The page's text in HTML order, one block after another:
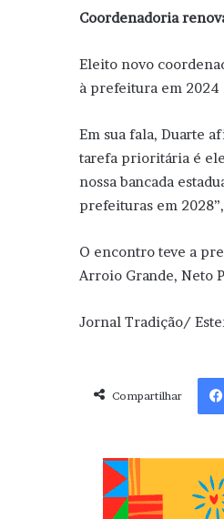
Coordenadoria
Eleito novo
à prefeitura em 2024
Em sua fala, Duarte
tarefa prioritária é
nossa bancada
prefeituras em
O encontro teve a
Arroio Grande, Neto
Jornal Tradição/
Compartilhar